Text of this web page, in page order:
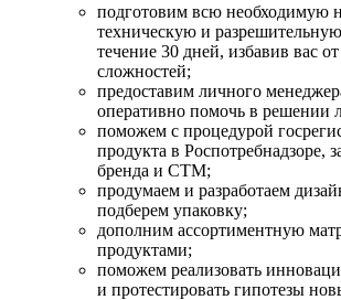
подготовим всю необходимую
техническую и
течение 30 дней, избавив вас
сложностей;
предоставим личного
оперативно помочь в решении
поможем с процедурой
продукта в Роспотребнадзоре,
бренда и СТМ;
продумаем и разработаем
подберем упаковку;
дополним ассортиментную
продуктами;
поможем реализовать
и протестировать гипотезы